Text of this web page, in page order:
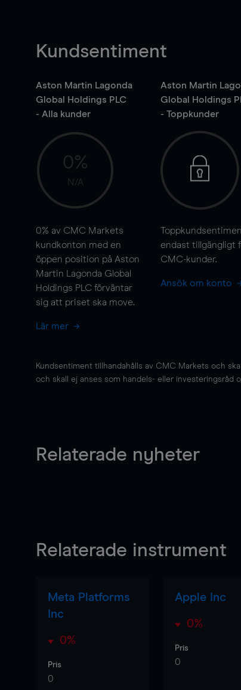
Kundsentiment
Aston Martin Lagonda
Global Holdings PLC
- Alla kunder
0%
N/A
0% av CMC Markets
kundkonton med en
öppen position på Aston
Martin Lagonda Global
Holdings PLC förväntar
sig att priset ska move.
Lär mer
Aston Martin
Global Holdings
- Toppkunder
endast tillgängligt
CMC-kunder.
Ansök om konto
Kundsentiment tillhandahålls av CMC Markets och
och skall ej anses som handels- eller investeringsråd
Relaterade nyheter
Relaterade instrument
Meta Platforms
Inc
0%
Pris
0
Apple Inc
0%
Pris
0